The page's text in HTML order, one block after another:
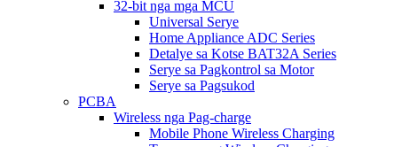
32-bit nga mga MCU
Universal Serye
Home Appliance ADC Series
Detalye sa Kotse BAT32A Series
Serye sa Pagkontrol sa Motor
Serye sa Pagsukod
PCBA
Wireless nga Pag-charge
Mobile Phone Wireless Charging